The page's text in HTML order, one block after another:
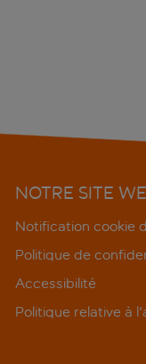
NOTRE SITE
Notification cookie
Politique de
Accessibilité
Politique relative à